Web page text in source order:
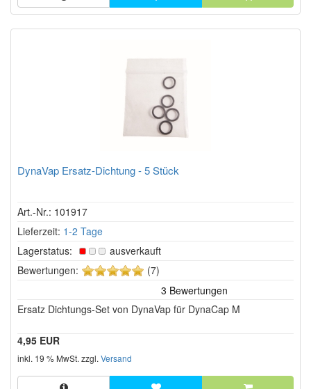
DynaVap Ersatz-Dichtung - 5 Stück
Art.-Nr.: 101917
Lieferzeit: 1-2 Tage
Lagerstatus:
ausverkauft
Bewertungen:
5
Sternen!
(7)
Ersatz Dichtungs-Set von DynaVap für DynaCap M
4,95 EUR
inkl. 19 % MwSt. zzgl. Versand